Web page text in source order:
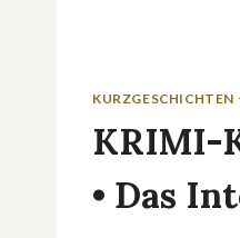
KURZGESCHICHTEN
KRIMI-
• Das